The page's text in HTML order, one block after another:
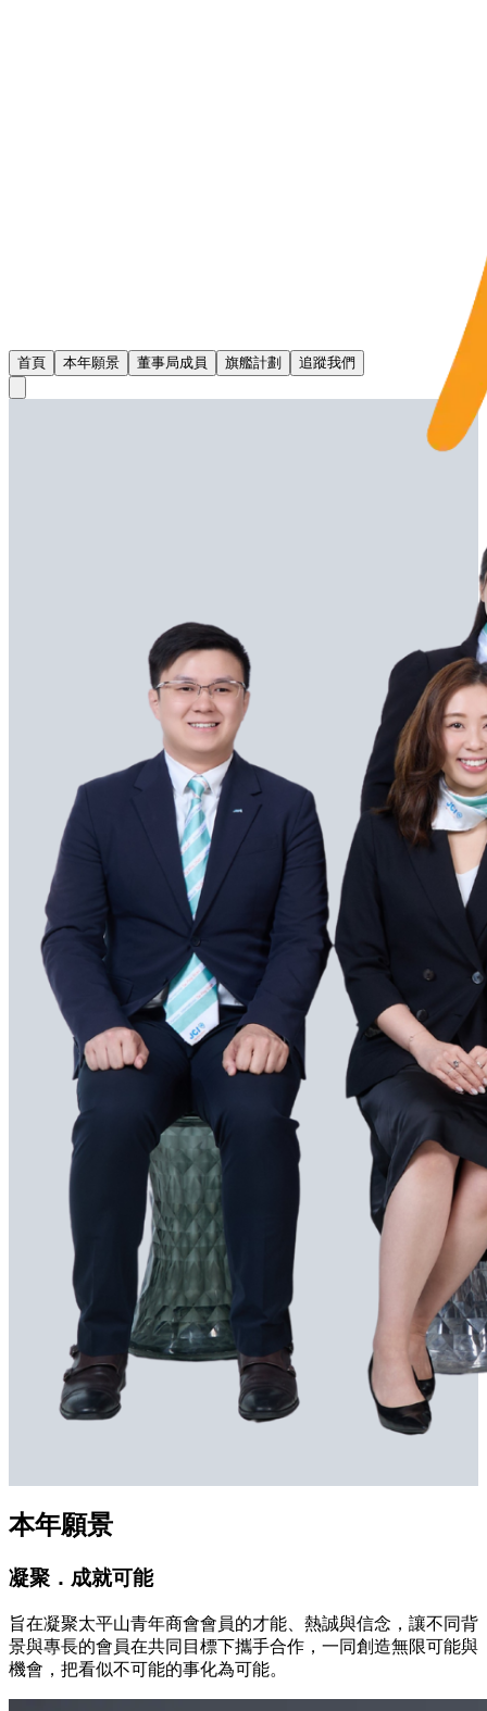
首頁 本年願景 董事局成員 旗艦計劃 追蹤我們
本年願景
凝聚．成就可能
旨在凝聚太平山青年商會會員的才能、熱誠與信念，讓不同背
景與專長的會員在共同目標下攜手合作，一同創造無限可能與
機會，把看似不可能的事化為可能。